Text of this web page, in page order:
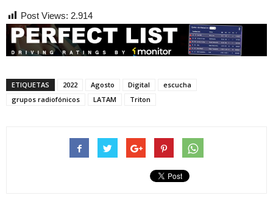
Post Views: 2.914
ETIQUETAS 2022 Agosto Digital
escucha
grupos radiofónicos
LATAM Triton